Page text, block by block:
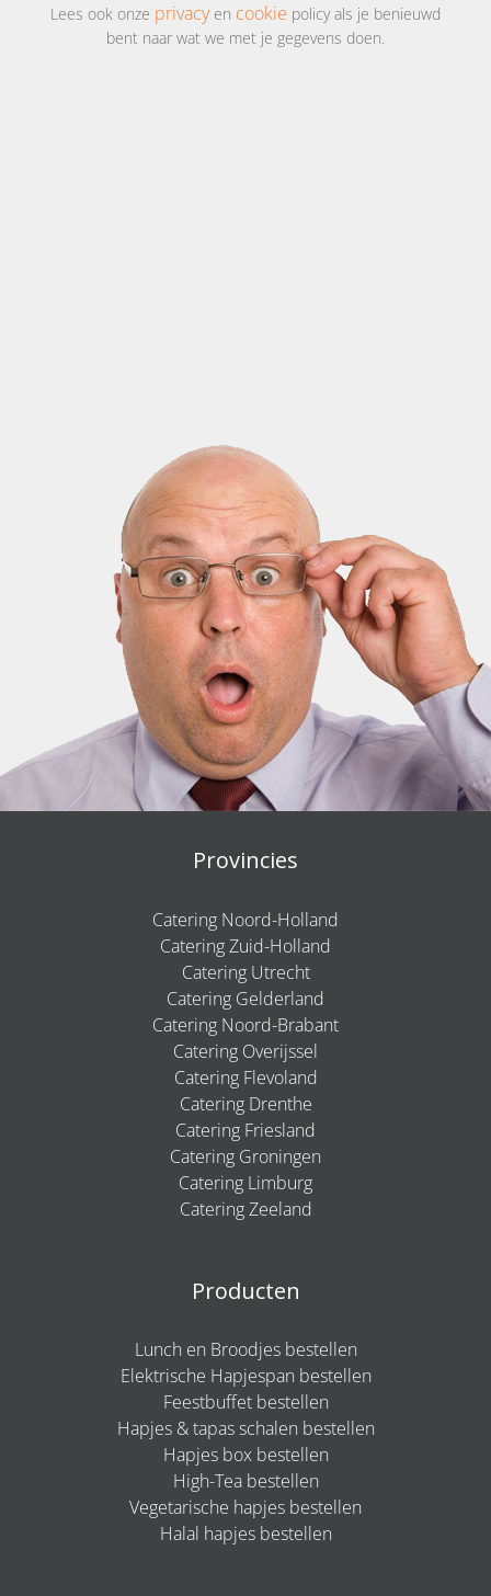
Lees ook onze privacyen cookie policy als je benieuwd
bent naar wat we met je gegevens doen.
Provincies
Catering Noord-Holland
Catering Zuid-Holland
Catering Utrecht
Catering Gelderland
Catering Noord-Brabant
Catering Overijssel
Catering Flevoland
Catering Drenthe
Catering Friesland
Catering Groningen
Catering Limburg
Catering Zeeland
Producten
Lunch en Broodjes bestellen
Elektrische Hapjespan bestellen
Feestbuffet bestellen
Hapjes & tapas schalen bestellen
Hapjes box bestellen
High-Tea bestellen
Vegetarische hapjes bestellen
Halal hapjes bestellen